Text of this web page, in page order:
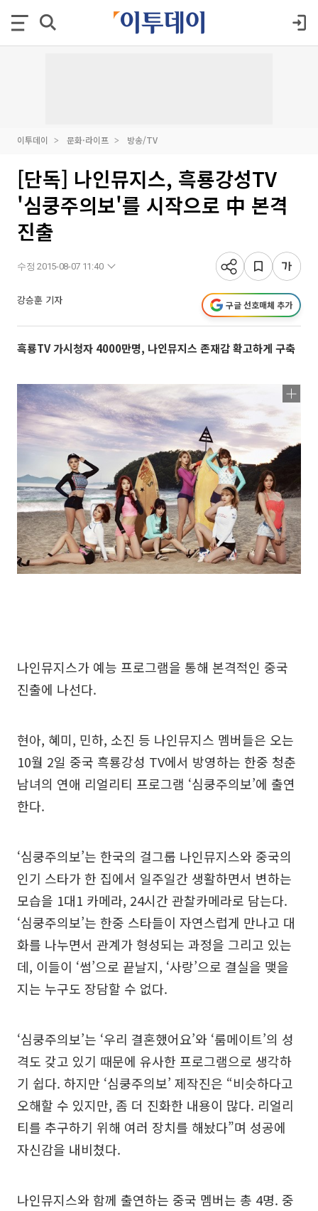
이투데이 문화·라이프 방송/TV
[단독] 나인뮤지스, 흑룡강성TV
'심쿵주의보'를 시작으로 中 본격
진출
수정 2015-08-07 11:40
강승훈 기자 구글 선호매체 추가
흑룡TV 가시청자 4000만명, 나인뮤지스 존재감 확고하게 구축
나인뮤지스가 예능 프로그램을 통해 본격적인 중국
진출에 나선다.
현아, 혜미, 민하, 소진 등 나인뮤지스 멤버들은 오는
10월 2일 중국 흑룡강성 TV에서 방영하는 한중 청춘
남녀의 연애 리얼리티 프로그램 ‘심쿵주의보’에 출연
한다.
‘심쿵주의보’는 한국의 걸그룹 나인뮤지스와 중국의
인기 스타가 한 집에서 일주일간 생활하면서 변하는
모습을 1대1 카메라, 24시간 관찰카메라로 담는다.
‘심쿵주의보’는 한중 스타들이 자연스럽게 만나고 대
화를 나누면서 관계가 형성되는 과정을 그리고 있는
데, 이들이 ‘썸’으로 끝날지, ‘사랑’으로 결실을 맺을
지는 누구도 장담할 수 없다.
‘심쿵주의보’는 ‘우리 결혼했어요’와 ‘룸메이트’의 성
격도 갖고 있기 때문에 유사한 프로그램으로 생각하
기 쉽다. 하지만 ‘심쿵주의보’ 제작진은 “비슷하다고
오해할 수 있지만, 좀 더 진화한 내용이 많다. 리얼리
티를 추구하기 위해 여러 장치를 해놨다”며 성공에
자신감을 내비쳤다.
나인뮤지스와 함께 출연하는 중국 멤버는 총 4명. 중